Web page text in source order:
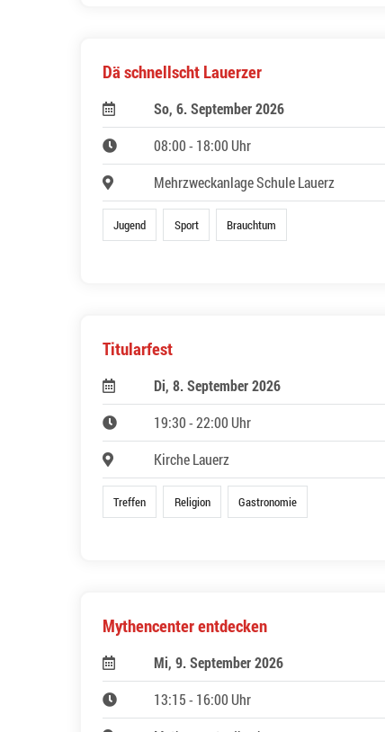
Dä schnellscht Lauerzer
So, 6. September 2026
08:00 - 18:00 Uhr
Mehrzweckanlage Schule Lauerz
Jugend Sport Brauchtum
Titularfest
Di, 8. September 2026
19:30 - 22:00 Uhr
Kirche Lauerz
Treffen Religion Gastronomie
Mythencenter entdecken
Mi, 9. September 2026
13:15 - 16:00 Uhr